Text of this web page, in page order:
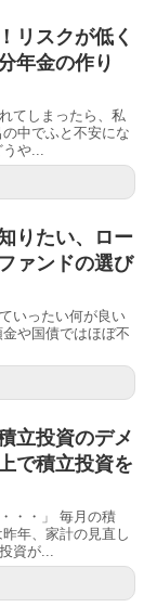
リスクが低く
年金の作り
てしまったら、私
中でふと不安にな
や...
りたい、ロー
ァンドの選び
いったい何が良い
や国債ではほぼ不
立投資のデメ
で積立投資を
・・」 毎月の積
年、家計の見直し
資が...